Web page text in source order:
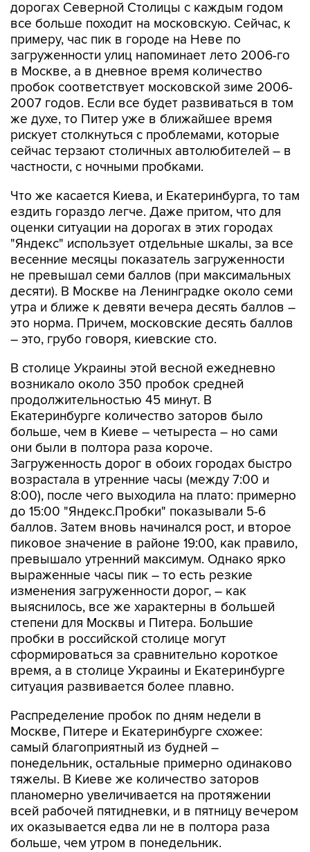
дорогах Северной Столицы с каждым годом
все больше походит на московскую. Сейчас, к
примеру, час пик в городе на Неве по
загруженности улиц напоминает лето 2006-го
в Москве, а в дневное время количество
пробок соответствует московской зиме 2006-
2007 годов. Если все будет развиваться в том
же духе, то Питер уже в ближайшее время
рискует столкнуться с проблемами, которые
сейчас терзают столичных автолюбителей – в
частности, с ночными пробками.
Что же касается Киева, и Екатеринбурга, то там
ездить гораздо легче. Даже притом, что для
оценки ситуации на дорогах в этих городах
"Яндекс" использует отдельные шкалы, за все
весенние месяцы показатель загруженности
не превышал семи баллов (при максимальных
десяти). В Москве на Ленинградке около семи
утра и ближе к девяти вечера десять баллов –
это норма. Причем, московские десять баллов
– это, грубо говоря, киевские сто.
В столице Украины этой весной ежедневно
возникало около 350 пробок средней
продолжительностью 45 минут. В
Екатеринбурге количество заторов было
больше, чем в Киеве – четыреста – но сами
они были в полтора раза короче.
Загруженность дорог в обоих городах быстро
возрастала в утренние часы (между 7:00 и
8:00), после чего выходила на плато: примерно
до 15:00 "Яндекс.Пробки" показывали 5-6
баллов. Затем вновь начинался рост, и второе
пиковое значение в районе 19:00, как правило,
превышало утренний максимум. Однако ярко
выраженные часы пик – то есть резкие
изменения загруженности дорог, – как
выяснилось, все же характерны в большей
степени для Москвы и Питера. Большие
пробки в российской столице могут
сформироваться за сравнительно короткое
время, а в столице Украины и Екатеринбурге
ситуация развивается более плавно.
Распределение пробок по дням недели в
Москве, Питере и Екатеринбурге схожее:
самый благоприятный из будней –
понедельник, остальные примерно одинаково
тяжелы. В Киеве же количество заторов
планомерно увеличивается на протяжении
всей рабочей пятидневки, и в пятницу вечером
их оказывается едва ли не в полтора раза
больше, чем утром в понедельник.